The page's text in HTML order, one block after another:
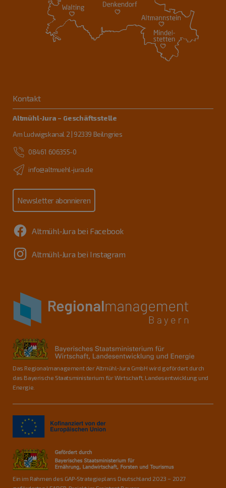
Kontakt
Altmühl-Jura – Geschäftsstelle
Am Ludwigskanal 2 | 92339 Beilngries
08461 606355-0
info@altmuehl-jura.de
Newsletter abonnieren
Altmühl-Jura bei Facebook
Altmühl-Jura bei Instagram
Das Regionalmanagement der Altmühl-Jura GmbH wird gefördert durch
das Bayerische Staatsministerium für Wirtschaft, Landesentwicklung und
Energie.
Ein im Rahmen des GAP-Strategieplans Deutschland 2023 – 2027